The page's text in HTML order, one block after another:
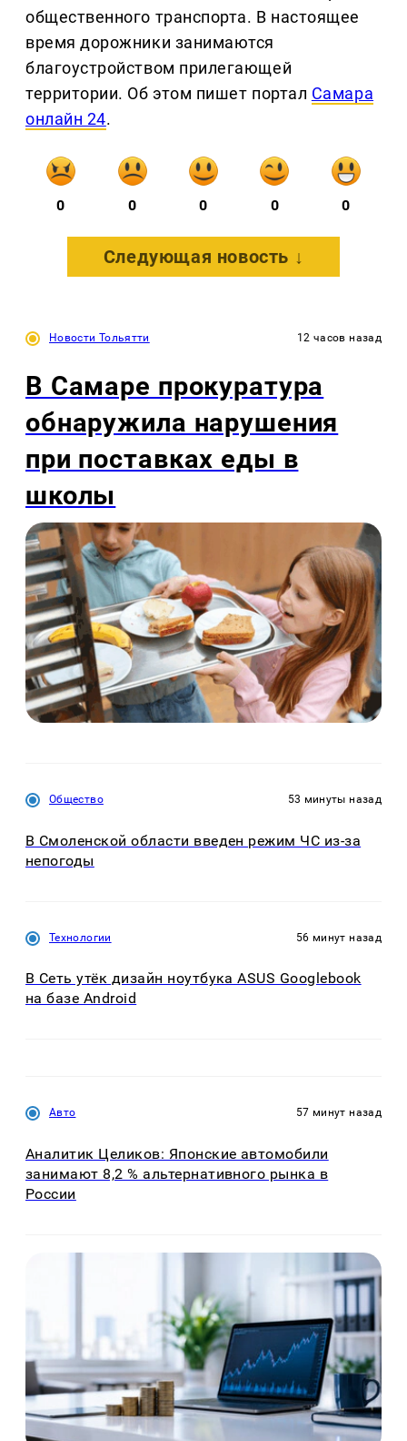
общественного транспорта. В настоящее
время дорожники занимаются
благоустройством прилегающей
территории. Об этом пишет портал Самара
онлайн 24.
0 0 0 0 0
Следующая новость ↓
Новости Тольятти 12 часов назад
В Самаре прокуратура
обнаружила нарушения
при поставках еды в
школы
Общество 53 минуты назад
В Смоленской области введен режим ЧС из-за
непогоды
Технологии 56 минут назад
В Сеть утёк дизайн ноутбука ASUS Googlebook
на базе Android
Авто 57 минут назад
Аналитик Целиков: Японские автомобили
занимают 8,2 % альтернативного рынка в
России